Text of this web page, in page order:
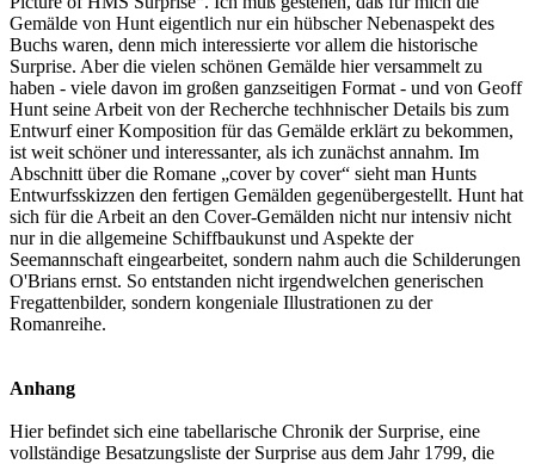
Gemälde von Hunt eigentlich nur ein hübscher Nebenaspekt des
Buchs waren, denn mich interessierte vor allem die historische
Surprise. Aber die vielen schönen Gemälde hier versammelt zu
haben - viele davon im großen ganzseitigen Format - und von Geoff
Hunt seine Arbeit von der Recherche techhnischer Details bis zum
Entwurf einer Komposition für das Gemälde erklärt zu bekommen,
ist weit schöner und interessanter, als ich zunächst annahm. Im
Abschnitt über die Romane „cover by cover“ sieht man Hunts
Entwurfsskizzen den fertigen Gemälden gegenübergestellt. Hunt hat
sich für die Arbeit an den Cover-Gemälden nicht nur intensiv nicht
nur in die allgemeine Schiffbaukunst und Aspekte der
Seemannschaft eingearbeitet, sondern nahm auch die Schilderungen
O'Brians ernst. So entstanden nicht irgendwelchen generischen
Fregattenbilder, sondern kongeniale Illustrationen zu der
Romanreihe.
Anhang
Hier befindet sich eine tabellarische Chronik der Surprise, eine
vollständige Besatzungsliste der Surprise aus dem Jahr 1799, die